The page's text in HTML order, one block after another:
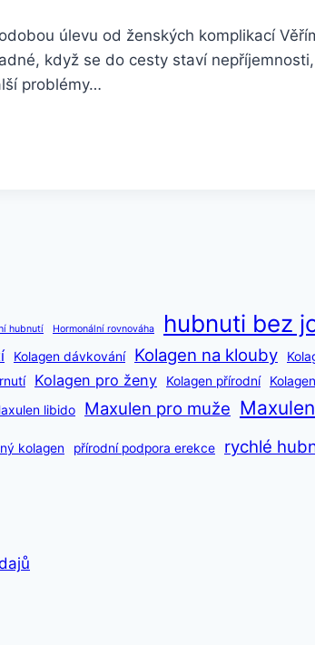
úlevu od ženských komplikací
když se do cesty staví
problémy…
hubnutí Hormonální rovnováha hubnuti bez
Kolagen dávkování Kolagen na klouby
Kolagen pro ženy Kolagen přírodní
libido Maxulen pro muže
kolagen přírodní podpora erekce rychlé